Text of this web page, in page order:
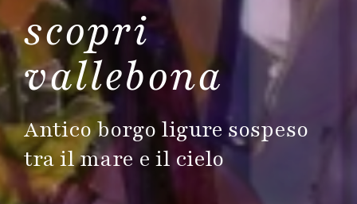
scopri
vallebona
Antico borgo ligure sospeso
tra il mare e il cielo